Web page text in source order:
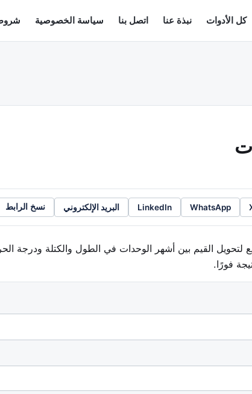
كل الأدوات نبذة عنا اتصل بنا سياسة الخصوصية
WhatsApp
LinkedIn البريد الإلكتروني نسخ الرابط
لتحويل القيم بين أشهر الوحدات في الطول والكتلة ودرجة
فورًا.